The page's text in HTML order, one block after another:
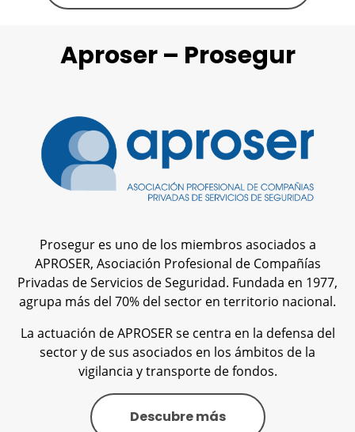
Aproser – Prosegur
Prosegur es uno de los miembros asociados a
APROSER, Asociación Profesional de Compañías
Privadas de Servicios de Seguridad. Fundada en 1977,
agrupa más del 70% del sector en territorio nacional.
La actuación de APROSER se centra en la defensa del
sector y de sus asociados en los ámbitos de la
vigilancia y transporte de fondos.
Descubre más